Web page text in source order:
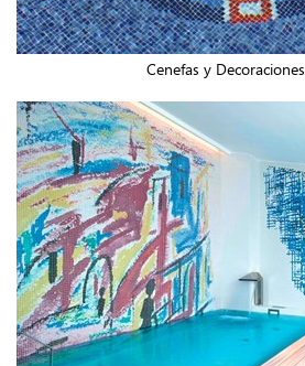
Cenefas y Decoraciones